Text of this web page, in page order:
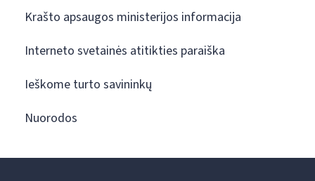
Krašto apsaugos ministerijos informacija
Interneto svetainės atitikties paraiška
Ieškome turto savininkų
Nuorodos